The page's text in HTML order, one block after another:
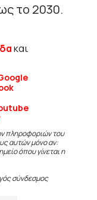
το 2030.
και
πληροφοριών του
αυτών μόνο αν:
όπου γίνεται η
σύνδεσμος